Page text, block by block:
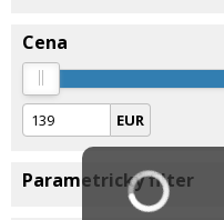
Cena
EUR
Parametrický filter